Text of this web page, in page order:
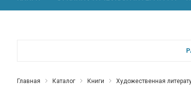
Главная Каталог Книги Художественная